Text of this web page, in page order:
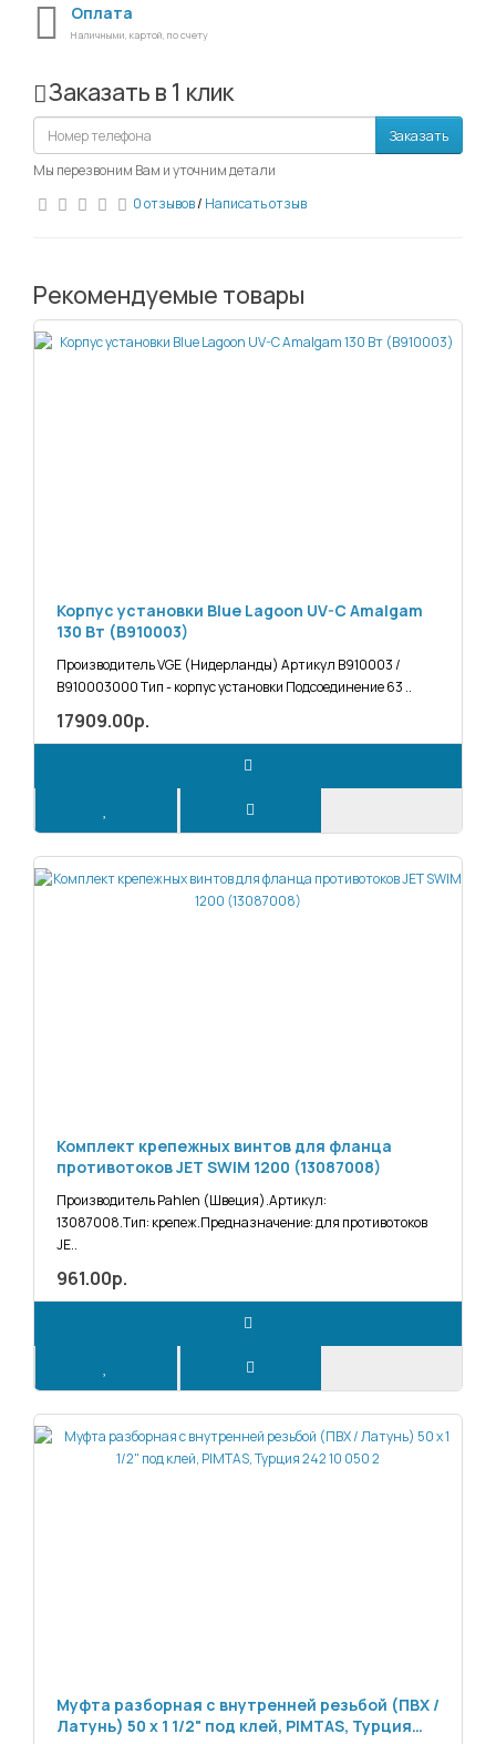
Оплата
Наличными, картой, по счету
Заказать в 1 клик
Заказать
Мы перезвоним Вам и уточним детали
0 отзывов/ Написать отзыв
Рекомендуемые товары
Корпус установки Blue Lagoon UV-C Amalgam
130 Вт (B910003)
Производитель VGE (Нидерланды) Артикул B910003 /
B910003000 Тип - корпус установки Подсоединение 63 ..
17909.00р.
Комплект крепежных винтов для фланца
противотоков JET SWIM 1200 (13087008)
Производитель Pahlen (Швеция).Артикул:
13087008.Тип: крепеж.Предназначение: для противотоков
JE..
961.00р.
Муфта разборная с внутренней резьбой (ПВХ /
Латунь) 50 х 1 1/2" под клей, PIMTAS, Турция